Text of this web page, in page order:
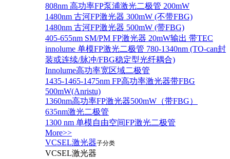
808nm 高功率FP泵浦激光二极管 200mW
1480nm 古河FP激光器 300mW (不带FBG)
1480nm 古河FP激光器 500mW (带FBG)
405-655nm SM/PM FP激光器 20mW输出 带TEC
innolume 单模FP激光二极管 780-1340nm (TO-can封
装或连续/脉冲/FBG稳定型光纤耦合)
Innolume高功率宽区域二极管
1435-1465-1475nm FP高功率激光器带FBG
500mW(Anristu)
1360nm高功率FP激光器500mW（带FBG）
635nm激光二极管
1300 nm 单模自由空间FP激光二极管
More>>
VCSEL激光器子分类
VCSEL激光器